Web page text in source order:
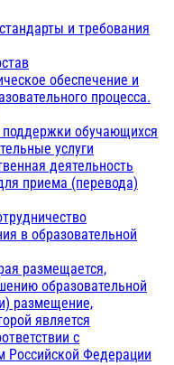
и требования
обеспечение и
процесса.
обучающихся
услуги
деятельность
приема (перевода)
в образовательной
размещается,
образовательной
размещение,
является
с
Российской Федерации